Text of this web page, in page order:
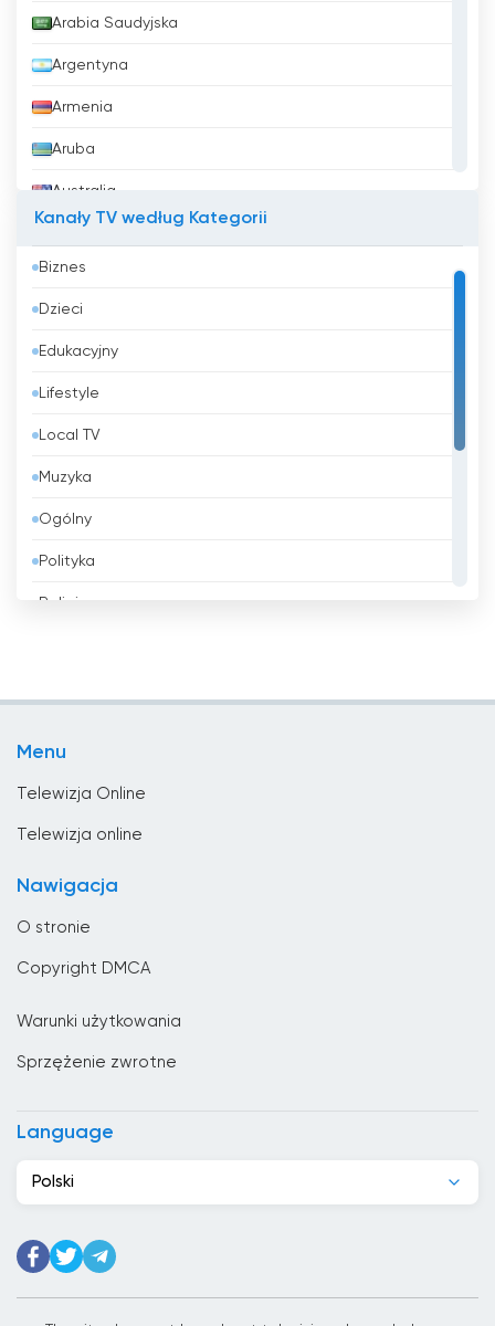
Arabia Saudyjska
Argentyna
Armenia
Aruba
Australia
Azerbejdżan
Bahrajn
Bangladesz
Barbados
Belgia
Belize
Benin
Bhutan
Cypr
Czarnogóra
Dżibuti
Kanały TV według Kategorii
Biznes
Dzieci
Edukacyjny
Lifestyle
Local TV
Muzyka
Ogólny
Polityka
Religia
Menu
Telewizja Online
Telewizja online
Nawigacja
O stronie
Copyright DMCA
Warunki użytkowania
Sprzężenie zwrotne
Language
Polski